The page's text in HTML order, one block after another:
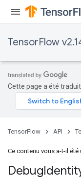
TensorFlow
Cette page a été
TensorFlow API
Ce contenu vous a-t-il été
Debug